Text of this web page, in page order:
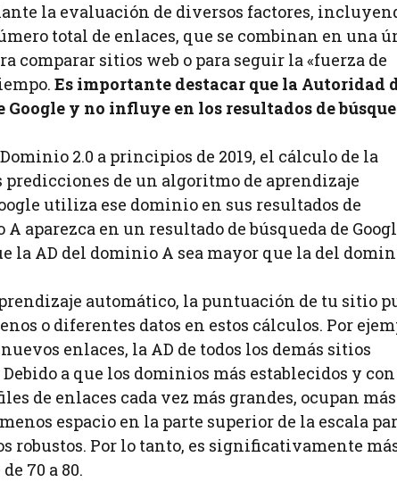
la evaluación de diversos factores,
total de enlaces, que se combinan en una
comparar sitios web o para seguir la «fuerza de
Es importante destacar que la Autoridad
y no influye en los resultados de
2.0 a principios de 2019, el cálculo de la
de un algoritmo de aprendizaje
utiliza ese dominio en sus resultados de
aparezca en un resultado de búsqueda de
la AD del dominio A sea mayor que la del
automático, la puntuación de tu sitio
o diferentes datos en estos cálculos. Por
enlaces, la AD de todos los demás sitios
a que los dominios más establecidos y con
de enlaces cada vez más grandes, ocupan más
espacio en la parte superior de la escala
robustos. Por lo tanto, es significativamente
70 a 80.